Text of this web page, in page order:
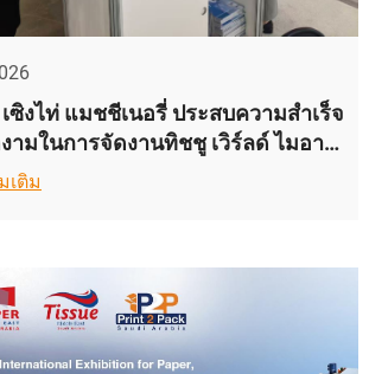
เซิงไท่ แมชชีเนอรี่ ประสบความสำเร็จ
ามในการจัดงานทิชชู เวิร์ลด์ ไมอามี
เติม